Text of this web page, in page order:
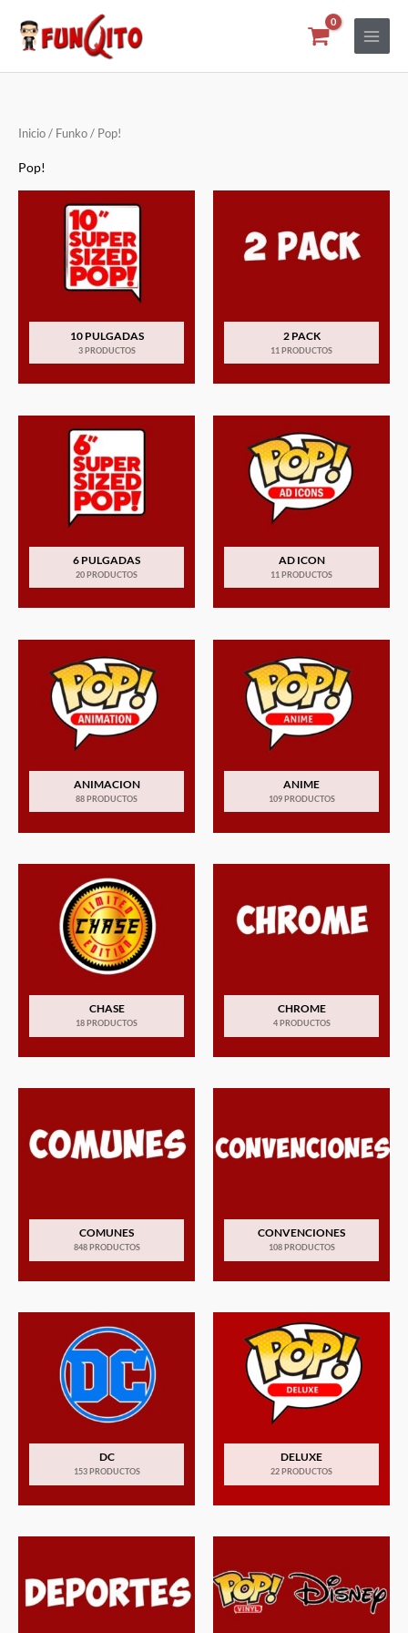
contenido
Inicio / Funko / Pop!
Pop!
10 PULGADAS
3 PRODUCTOS
2 PACK
11 PRODUCTOS
6 PULGADAS
20 PRODUCTOS
AD ICON
11 PRODUCTOS
ANIMACION
88 PRODUCTOS
ANIME
109 PRODUCTOS
CHASE
18 PRODUCTOS
CHROME
4 PRODUCTOS
COMUNES
848 PRODUCTOS
CONVENCIONES
108 PRODUCTOS
DC
153 PRODUCTOS
DELUXE
22 PRODUCTOS